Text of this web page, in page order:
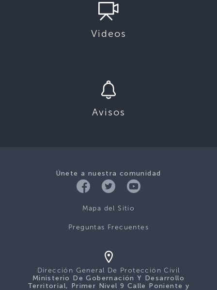
Videos
Avisos
Únete a nuestra comunidad
Mapa del Sitio
Preguntas Frecuentes
Dirección General De Protección Civil
Ministerio De Gobernación Y Desarrollo
Territorial, Primer Nivel 9 Calle Poniente y